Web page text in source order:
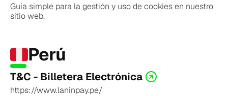
Guía simple para la gestión y uso de cookies en nuestro
sitio web.
Perú
T&C - Billetera Electrónica
https://www.laninpay.pe/